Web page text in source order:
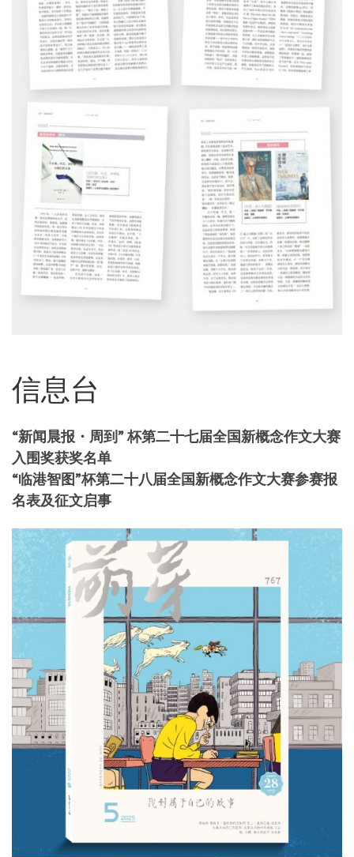
信息台
“新闻晨报・周到” 杯第二十七届全国新概念作文大赛
入围奖获奖名单
“临港智图”杯第二十八届全国新概念作文大赛参赛报
名表及征文启事